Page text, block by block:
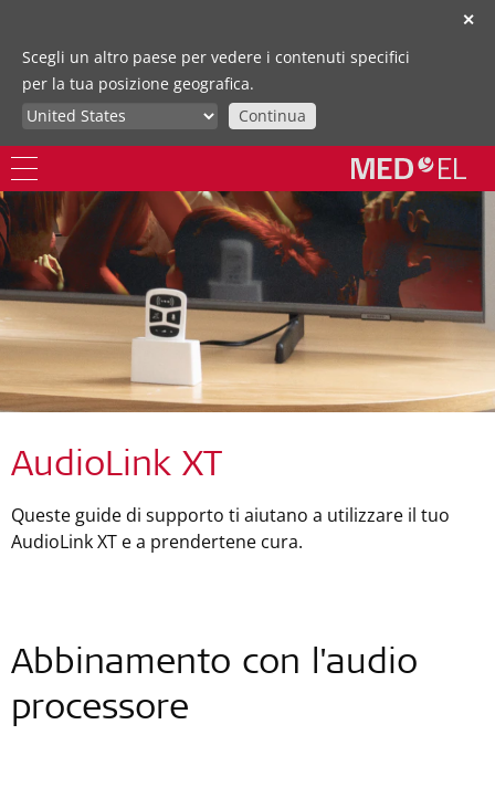
✕
Scegli un altro paese per vedere i contenuti specifici
per la tua posizione geografica.
Continua
AudioLink XT
Queste guide di supporto ti aiutano a utilizzare il tuo
AudioLink XT e a prendertene cura.
Abbinamento con l'audio
processore